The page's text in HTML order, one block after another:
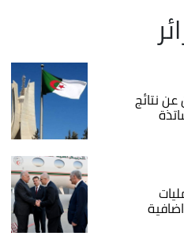
عن نتائج